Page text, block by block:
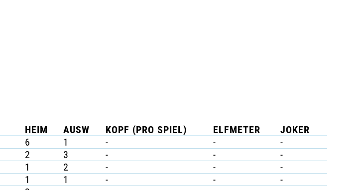
HEIM AUSW KOPF (PRO SPIEL) ELFMETER
JOKER
6 1 - -
-
2 3 - -
-
1 2 - -
-
1 1 - -
-